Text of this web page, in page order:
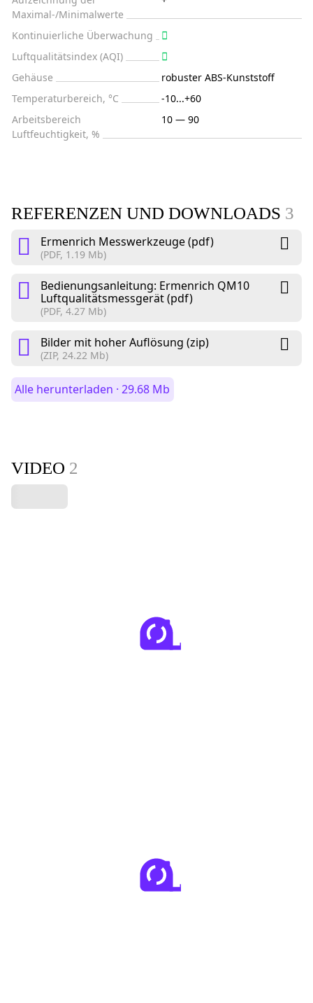
Maximal-/Minimalwerte
Kontinuierliche Überwachung
Luftqualitätsindex (AQI)
Gehäuse
robuster ABS-Kunststoff
Temperaturbereich, °C
-10...+60
Arbeitsbereich
Luftfeuchtigkeit, %
10 — 90
REFERENZEN UND DOWNLOADS 3
Ermenrich Messwerkzeuge (pdf)
(PDF, 1.19 Mb)
Bedienungsanleitung: Ermenrich QM10
Luftqualitätsmessgerät (pdf)
(PDF, 4.27 Mb)
Bilder mit hoher Auflösung (zip)
(ZIP, 24.22 Mb)
Alle herunterladen · 29.68 Mb
VIDEO 2